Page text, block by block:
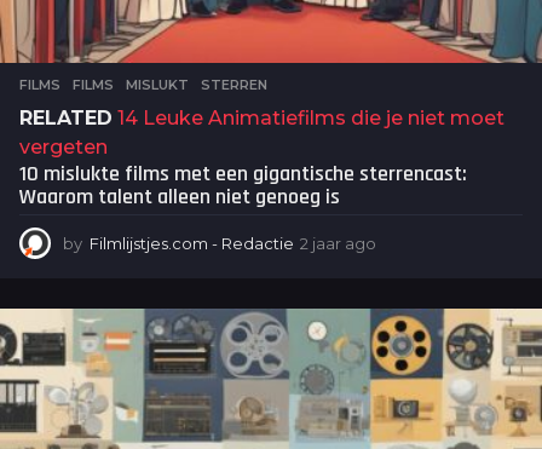
FILMS FILMS ,MISLUKT ,STERREN
RELATED 14 Leuke Animatiefilms die je niet moet
vergeten
10 mislukte films met een gigantische sterrencast:
Waarom talent alleen niet genoeg is
by Filmlijstjes.com - Redactie 2 jaar ago
a
r
a
g